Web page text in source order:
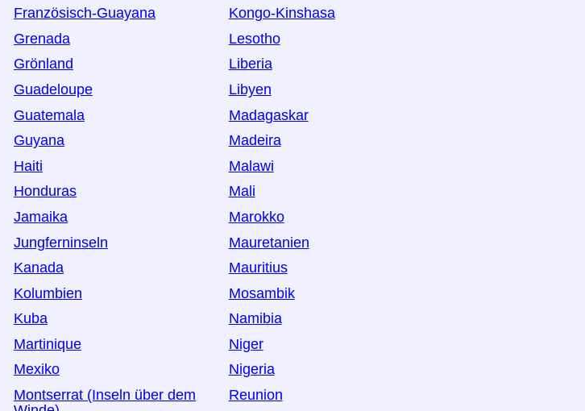
Französisch-Guayana
Grenada
Grönland
Guadeloupe
Guatemala
Guyana
Haiti
Honduras
Jamaika
Jungferninseln
Kanada
Kolumbien
Kuba
Martinique
Mexiko
Montserrat (Inseln über dem
Kongo-Kinshasa
Lesotho
Liberia
Libyen
Madagaskar
Madeira
Malawi
Mali
Marokko
Mauretanien
Mauritius
Mosambik
Namibia
Niger
Nigeria
Reunion